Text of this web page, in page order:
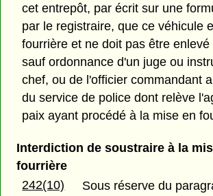
cet entrepôt, par écrit sur une
par le registraire, que ce véhicule
fourrière et ne doit pas être enlevé
sauf ordonnance d'un juge ou
chef, ou de l'officier commandant
du service de police dont relève
paix ayant procédé à la mise en
Interdiction de soustraire à la
fourrière
242(10)
Sous réserve du